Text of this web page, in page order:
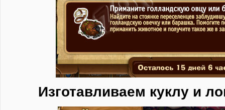
Изготавливаем куклу и